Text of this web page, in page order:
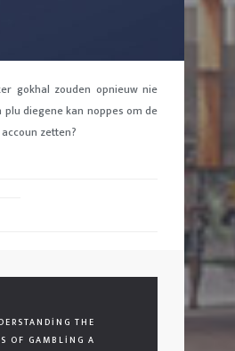
gokhal zouden opnieuw nie
diegene kan noppes om de
zetten?
THE
OF GAMBLING A